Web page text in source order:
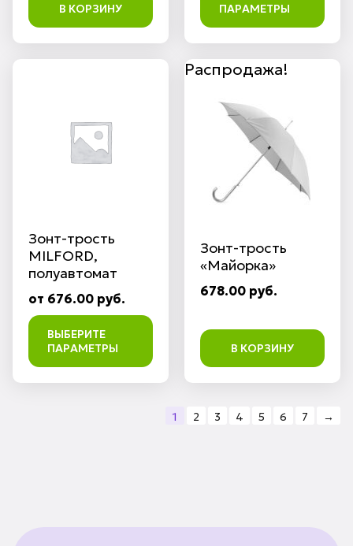
В КОРЗИНУ
ПАРАМЕТРЫ
Зонт-трость
MILFORD,
полуавтомат
от 676.00 руб.
ВЫБЕРИТЕ
ПАРАМЕТРЫ
Распродажа!
Зонт-трость
«Майорка»
678.00 руб.
В КОРЗИНУ
1 2 3 4 5 6 7 →